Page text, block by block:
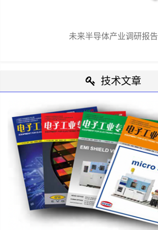
未来半导体产业调研报告
技术文章